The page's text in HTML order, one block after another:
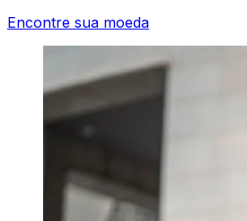
Encontre sua moeda